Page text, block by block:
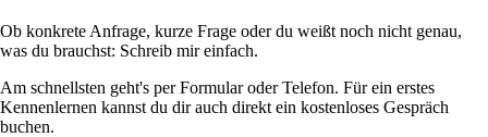
Ob konkrete Anfrage, kurze Frage oder du weißt noch nicht genau,
was du brauchst: Schreib mir einfach.
Am schnellsten geht's per Formular oder Telefon. Für ein erstes
Kennenlernen kannst du dir auch direkt ein kostenloses Gespräch
buchen.